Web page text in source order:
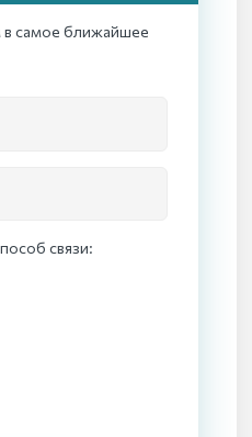
самое ближайшее
связи: